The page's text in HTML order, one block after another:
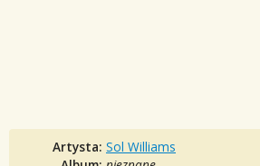
Artysta: Sol Williams